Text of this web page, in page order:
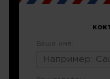
Ваше имя: